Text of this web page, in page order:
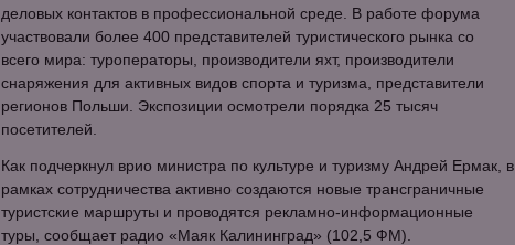
деловых контактов в профессиональной среде. В работе форума
участвовали более 400 представителей туристического рынка со
всего мира: туроператоры, производители яхт, производители
снаряжения для активных видов спорта и туризма, представители
регионов Польши. Экспозиции осмотрели порядка 25 тысяч
посетителей.
Как подчеркнул врио министра по культуре и туризму Андрей Ермак, в
рамках сотрудничества активно создаются новые трансграничные
туристские маршруты и проводятся рекламно-информационные
туры, сообщает радио «Маяк Калининград» (102,5 ФМ).